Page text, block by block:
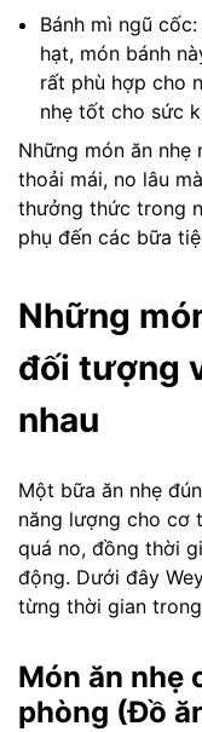
Bánh mì ngũ
hạt, món bánh
rất phù hợp cho
nhẹ tốt cho sức
Những món ăn
thoải mái, no lâu
thưởng thức trong
phụ đến các bữa
Những
đối tượng
nhau
Một bữa ăn nhẹ
năng lượng cho cơ
quá no, đồng thời
động. Dưới đây
từng thời gian
Món ăn nhẹ
phòng (Đồ